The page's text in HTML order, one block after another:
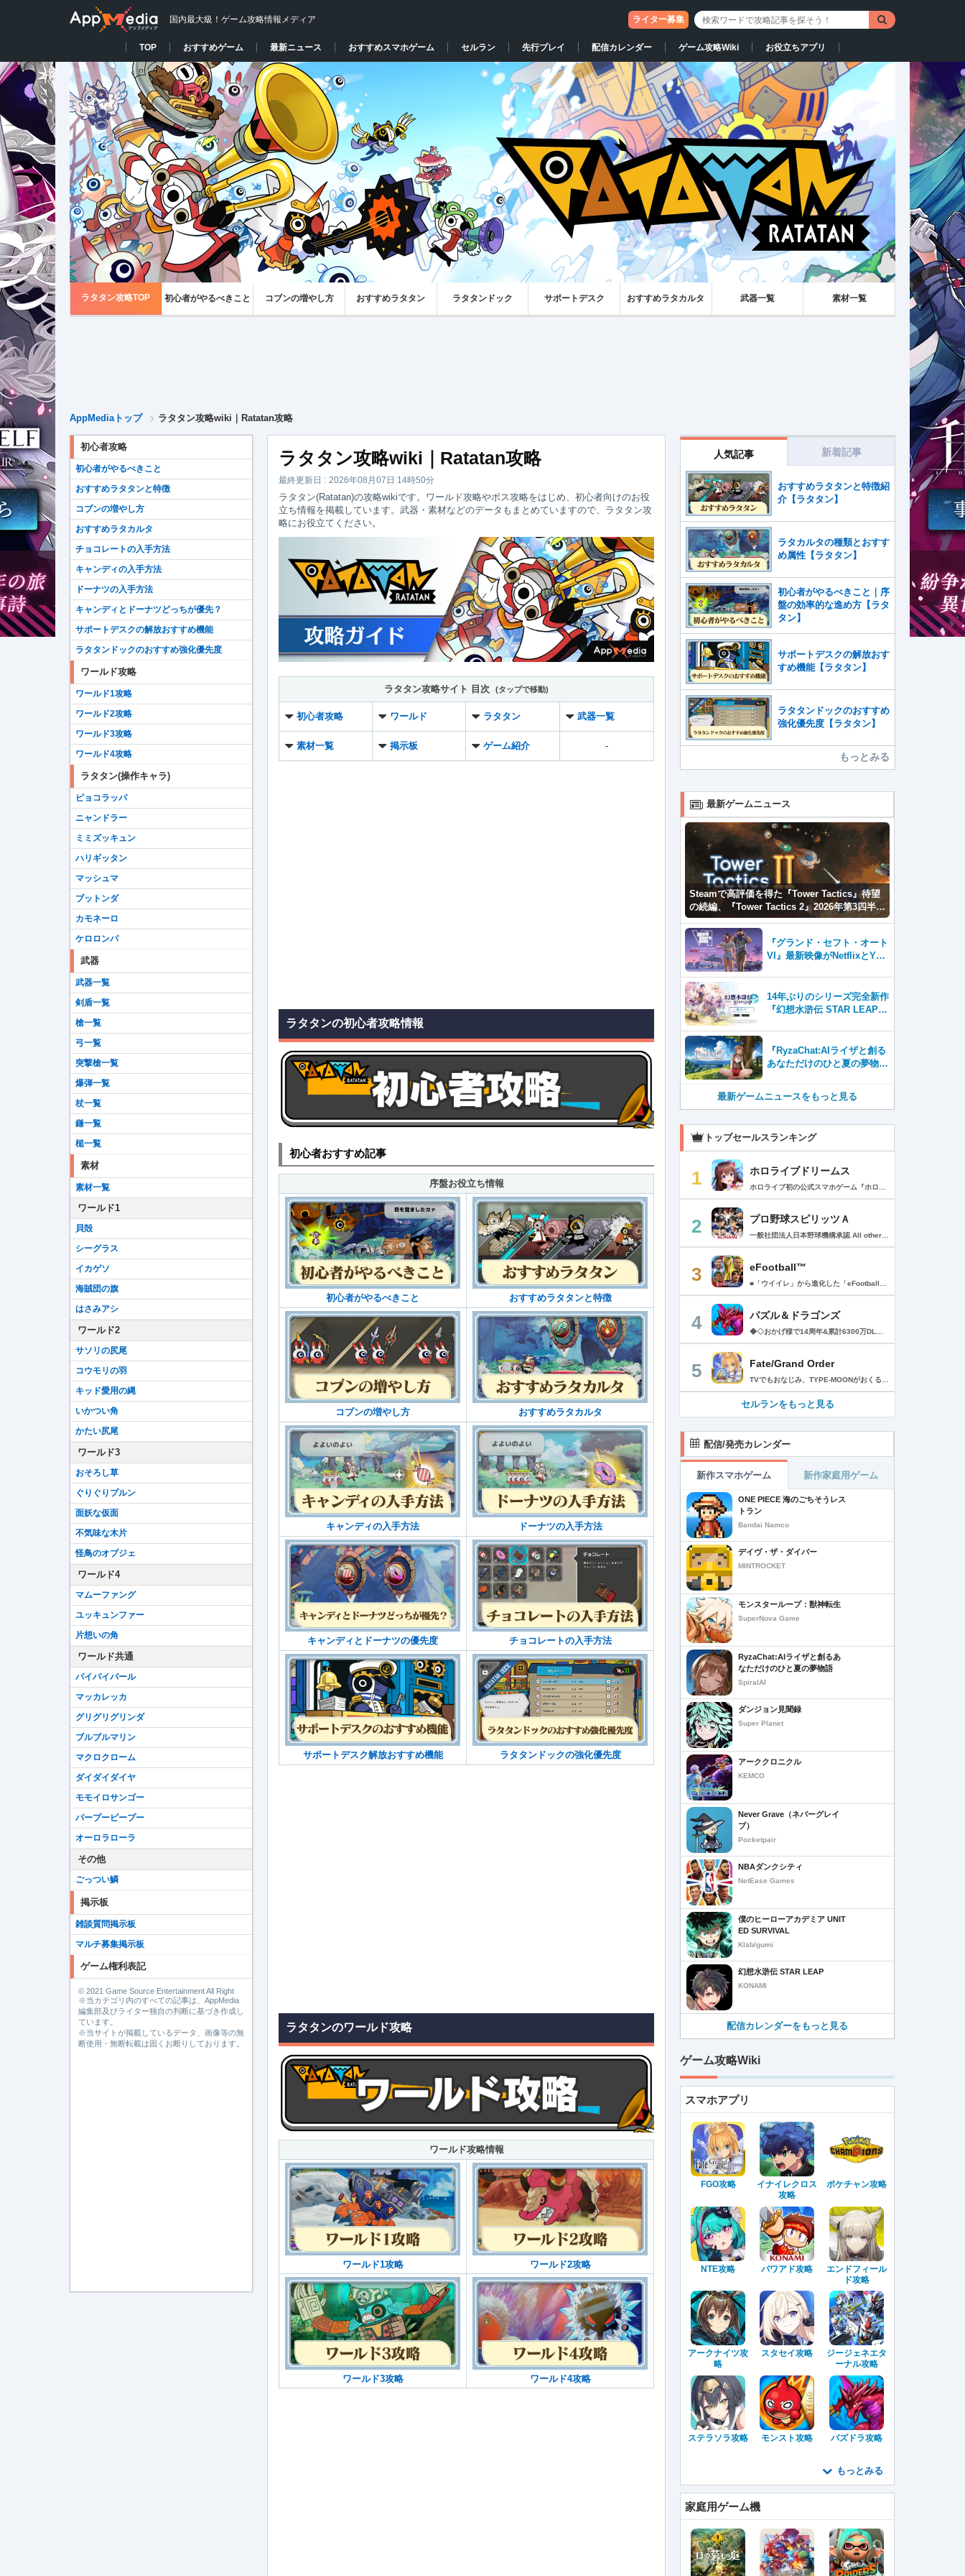
国内最大級！ゲーム攻略情報メディア ライター募集
TOP おすすめゲーム 最新ニュース おすすめスマホゲーム セルラン 先行プレイ 配信カレンダー ゲーム攻略Wiki お役立ちアプリ
ラタタン攻略TOP 初心者がやるべきこと コブンの増やし方 おすすめラタタン ラタタンドック サポートデスク おすすめラタカルタ 武器一覧 素材一覧
AppMediaトップ ラタタン攻略wiki｜Ratatan攻略
ラタタン攻略wiki｜Ratatan攻略
最終更新日 : 2026年08月07日 14時50分
ラタタン(Ratatan)の攻略wikiです。ワールド攻略やボス攻略をはじめ、初心者向けのお役
立ち情報を掲載しています。武器・素材などのデータもまとめていますので、ラタタン攻
略にお役立てください。
ラタタン攻略サイト 目次
初心者攻略 ワールド ラタタン 武器一覧
素材一覧 掲示板 ゲーム紹介 -
ラタタンの初心者攻略情報
初心者おすすめ記事
序盤お役立ち情報
初心者がやるべきこと おすすめラタタンと特徴
コブンの増やし方 おすすめラタカルタ
キャンディの入手方法 ドーナツの入手方法
キャンディとドーナツの優先度 チョコレートの入手方法
サポートデスク解放おすすめ機能 ラタタンドックの強化優先度
ラタタンのワールド攻略
ワールド攻略情報
ワールド1攻略 ワールド2攻略
ワールド3攻略 ワールド4攻略
初心者攻略
初心者がやるべきこと
おすすめラタタンと特徴
コブンの増やし方
おすすめラタカルタ
チョコレートの入手方法
キャンディの入手方法
ドーナツの入手方法
キャンディとドーナツどっちが優先？
サポートデスクの解放おすすめ機能
ラタタンドックのおすすめ強化優先度
ワールド攻略
ワールド1攻略
ワールド2攻略
ワールド3攻略
ワールド4攻略
ラタタン(操作キャラ)
ピョコラッパ
ニャンドラー
ミミズッキュン
ハリギッタン
マッシュマ
ブットンダ
カモネーロ
ケロロンパ
武器
武器一覧
剣盾一覧
槍一覧
弓一覧
突撃槍一覧
爆弾一覧
杖一覧
鎌一覧
槌一覧
素材
素材一覧
ワールド1
貝殻
シーグラス
イカゲソ
海賊団の旗
はさみアシ
ワールド2
サソリの尻尾
コウモリの羽
キッド愛用の縄
いかつい角
かたい尻尾
ワールド3
おそろし草
ぐりぐりプルン
面妖な仮面
不気味な木片
怪鳥のオブジェ
ワールド4
マムーファング
ユッキュンファー
片想いの角
ワールド共通
パイパイパール
マッカレッカ
グリグリグリンダ
ブルブルマリン
マクロクローム
ダイダイダイヤ
モモイロサンゴー
パープーピープー
オーロラローラ
その他
ごっつい鱗
掲示板
雑談質問掲示板
マルチ募集掲示板
ゲーム権利表記
© 2021 Game Source Entertainment All Right
※当カテゴリ内のすべての記事は、AppMedia
編集部及びライター独自の判断に基づき作成し
ています。
※当サイトが掲載しているデータ、画像等の無
断使用・無断転載は固くお断りしております。
人気記事 新着記事
おすすめラタタンと特徴紹
介【ラタタン】
ラタカルタの種類とおすす
め属性【ラタタン】
初心者がやるべきこと｜序
盤の効率的な進め方【ラタ
タン】
サポートデスクの解放おす
すめ機能【ラタタン】
ラタタンドックのおすすめ
強化優先度【ラタタン】
もっとみる
最新ゲームニュース
Steamで高評価を得た『Tower Tactics』待望
の続編、『Tower Tactics 2』2026年第3四半期
に早期アクセス開始
『グランド・セフト・オート
VI』最新映像がNetflixとYou
14年ぶりのシリーズ完全新作
『幻想水滸伝 STAR LEAP』
『RyzaChat:AIライザと創る
あなただけのひと夏の夢物
テムはこれまでにない新鮮な
レポート】
最新ゲームニュースをもっと見る
トップセールスランキング
1 ホロライブドリームス
2 プロ野球スピリッツＡ
3 eFootball™
4 パズル＆ドラゴンズ
5 Fate/Grand Order
セルランをもっと見る
配信/発売カレンダー
新作スマホゲーム 新作家庭用ゲーム
ONE PIECE 海のごちそうレス
トラン
Bandai Namco
デイヴ・ザ・ダイバー
MINTROCKET
モンスターループ：獣神転生
SuperNova Game
RyzaChat:AIライザと創るあ
なただけのひと夏の夢物語
SpiralAI
ダンジョン見聞録
Super Planet
アーククロニクル
KEMCO
Never Grave（ネバーグレイ
ブ）
Pocketpair
NBAダンクシティ
NetEase Games
僕のヒーローアカデミア UNIT
ED SURVIVAL
Klab/gumi
幻想水滸伝 STAR LEAP
KONAMI
配信カレンダーをもっと見る
ゲーム攻略Wiki
スマホアプリ
FGO攻略
イナイレクロス
攻略
ポケチャン攻略
NTE攻略 パワアド攻略
エンドフィール
ド攻略
アークナイツ攻
略
スタセイ攻略
ジージェネエタ
ーナル攻略
ステラソラ攻略 モンスト攻略 パズドラ攻略
もっとみる
家庭用ゲーム機